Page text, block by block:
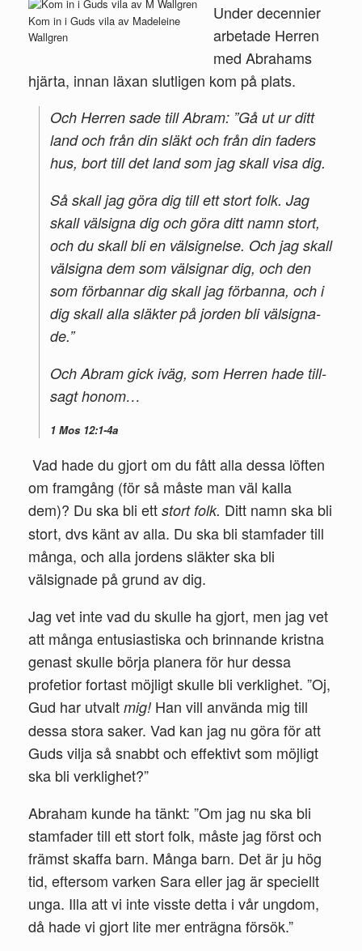
Kom in i Guds vila av Madeleine
Wallgren
Under decennier
arbetade Herren
med Abrahams
hjärta, innan läxan slutligen kom på plats.
Och Herren sade till Abram: ”Gå ut ur ditt
land och från din släkt och från din faders
hus, bort till det land som jag skall visa dig.
Så skall jag göra dig till ett stort folk. Jag
skall välsigna dig och göra ditt namn stort,
och du skall bli en välsignelse. Och jag skall
välsigna dem som välsignar dig, och den
som förbannar dig skall jag förbanna, och i
dig skall alla släkter på jorden bli välsigna­
de.”
Och Abram gick iväg, som Herren hade till­
sagt ho­nom…
1 Mos 12:1-4a
Vad hade du gjort om du fått alla dessa löften
om framgång (för så måste man väl kalla
dem)? Du ska bli ett stort folk. Ditt namn ska bli
stort, dvs känt av alla. Du ska bli stamfader till
många, och alla jordens släkter ska bli
välsignade på grund av dig.
Jag vet inte vad du skulle ha gjort, men jag vet
att många entusi­astiska och brinnande kristna
genast skulle börja planera för hur dessa
profetior fortast möjligt skulle bli verklighet. ”Oj,
Gud har utvalt mig! Han vill använda mig till
dessa stora saker. Vad kan jag nu göra för att
Guds vilja så snabbt och ef­fektivt som möjligt
ska bli verklighet?”
Abraham kunde ha tänkt: ”Om jag nu ska bli
stamfader till ett stort folk, måste jag först och
främst skaffa barn. Många barn. Det är ju hög
tid, eftersom varken Sara eller jag är spe­ciellt
unga. Illa att vi inte visste detta i vår ungdom,
då hade vi gjort lite mer en­trägna försök.”